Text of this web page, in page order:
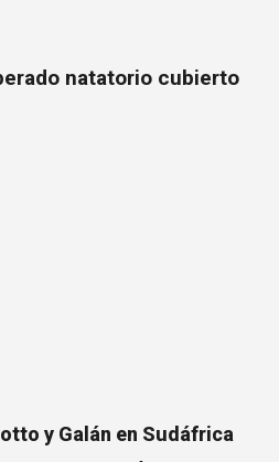
natatorio cubierto
y Galán en Sudáfrica